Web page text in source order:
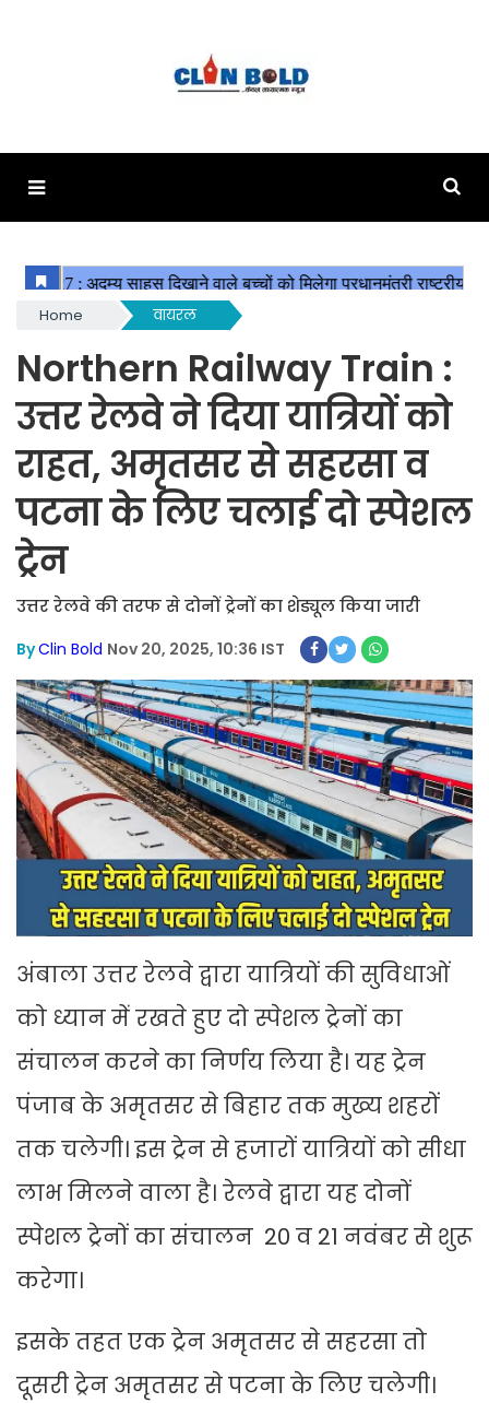
Home वायरल
Northern Railway Train :
उत्तर रेलवे ने दिया यात्रियों को
राहत, अमृतसर से सहरसा व
पटना के लिए चलाई दो स्पेशल
ट्रेन
उत्तर रेलवे की तरफ से दोनों ट्रेनों का शेड्यूल किया जारी
ByClin Bold Nov 20, 2025, 10:36 IST
अंबाला उत्तर रेलवे द्वारा यात्रियों की सुविधाओं
को ध्यान में रखते हुए दो स्पेशल ट्रेनों का
संचालन करने का निर्णय लिया है। यह ट्रेन
पंजाब के अमृतसर से बिहार तक मुख्य शहरों
तक चलेगी। इस ट्रेन से हजारों यात्रियों को सीधा
लाभ मिलने वाला है। रेलवे द्वारा यह दोनों
स्पेशल ट्रेनों का संचालन 20 व 21 नवंबर से शुरू
करेगा।
इसके तहत एक ट्रेन अमृतसर से सहरसा तो
दूसरी ट्रेन अमृतसर से पटना के लिए चलेगी।